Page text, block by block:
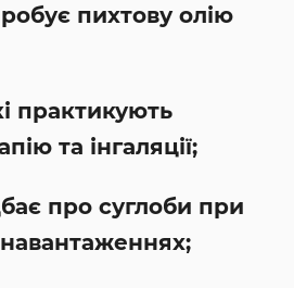
пихтову олію
практикують
та інгаляції;
про суглоби при